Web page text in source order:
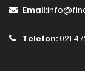
Email:
Telefon:021